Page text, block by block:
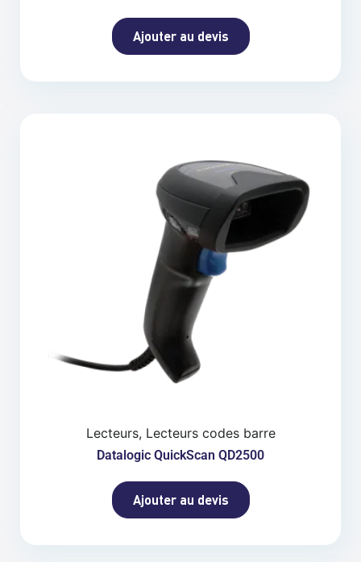
Ajouter au devis
Lecteurs, Lecteurs codes barre
Datalogic QuickScan QD2500
Ajouter au devis